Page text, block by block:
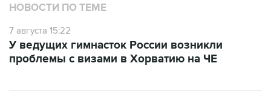
НОВОСТИ ПО ТЕМЕ
7 августа 15:22
У ведущих гимнасток России возникли
проблемы с визами в Хорватию на ЧЕ